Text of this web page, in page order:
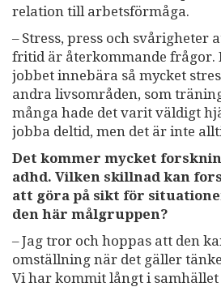
relation till arbetsförmåga.
– Stress, press och svårigheter
fritid är återkommande frågor.
jobbet innebära så mycket
andra livsområden, som
många hade det varit väldigt
jobba deltid, men det är inte
Det kommer mycket
adhd. Vilken skillnad kan
att göra på sikt för
den här målgruppen?
– Jag tror och hoppas att den
omställning när det gäller
Vi har kommit långt i